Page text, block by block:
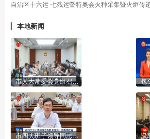
自治区十六运 七残运暨特奥会火种采集暨火炬传
本地新闻
市人大常委会党组召开（扩大）会议 包
市四大班子领导同志与机关党员干部集中收看庆祝中国共产党成立105周年大会现场直播